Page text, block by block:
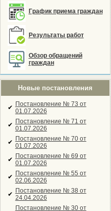
График приема граждан
Результаты работ
Обзор обращений
граждан
Новые постановления
✔ Постановление № 73 от
01.07.2026
✔ Постановление № 71 от
01.07.2026
✔ Постановление № 70 от
01.07.2026
✔ Постановление № 69 от
01.07.2026
✔ Постановление № 55 от
02.06.2026
✔ Постановление № 38 от
24.04.2026
Постановление № 30 от